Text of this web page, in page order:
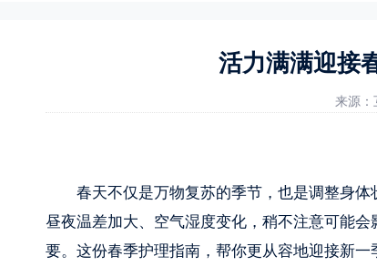
活力满满迎接
来源：
春天不仅是万物复苏的季节，也是调整身
昼夜温差加大、空气湿度变化，稍不注意可能
要。这份春季护理指南，帮你更从容地迎接新一